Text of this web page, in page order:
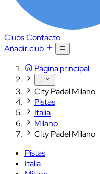
ClubsContacto
Añadir club
Página principal
...
City Padel Milano
Pistas
Italia
Milano
City Padel Milano
Pistas
Italia